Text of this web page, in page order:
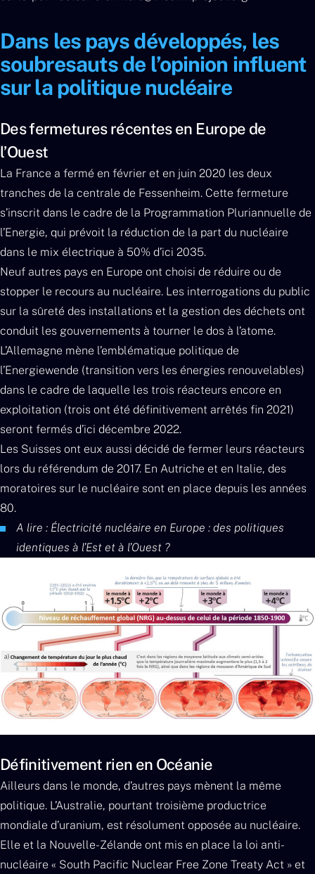
Dans les pays développés, les
soubresauts de l’opinion influent
sur la politique nucléaire
Des fermetures récentes en Europe de
l’Ouest
La France a fermé en février et en juin 2020 les deux
tranches de la centrale de Fessenheim. Cette fermeture
s’inscrit dans le cadre de la Programmation Pluriannuelle de
l’Energie, qui prévoit la réduction de la part du nucléaire
dans le mix électrique à 50% d’ici 2035.
Neuf autres pays en Europe ont choisi de réduire ou de
stopper le recours au nucléaire. Les interrogations du public
sur la sûreté des installations et la gestion des déchets ont
conduit les gouvernements à tourner le dos à l’atome.
L’Allemagne mène l’emblématique politique de
l’Energiewende (transition vers les énergies renouvelables)
dans le cadre de laquelle les trois réacteurs encore en
exploitation (trois ont été définitivement arrêtés fin 2021)
seront fermés d’ici décembre 2022.
Les Suisses ont eux aussi décidé de fermer leurs réacteurs
lors du référendum de 2017. En Autriche et en Italie, des
moratoires sur le nucléaire sont en place depuis les années
80.
A lire : Électricité nucléaire en Europe : des politiques
identiques à l’Est et à l’Ouest ?
Définitivement rien en Océanie
Ailleurs dans le monde, d’autres pays mènent la même
politique. L’Australie, pourtant troisième productrice
mondiale d’uranium, est résolument opposée au nucléaire.
Elle et la Nouvelle-Zélande ont mis en place la loi anti-
nucléaire « South Pacific Nuclear Free Zone Treaty Act » et